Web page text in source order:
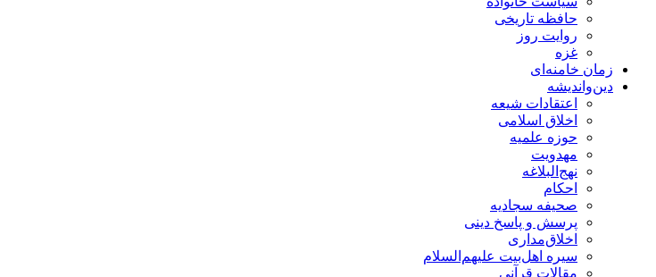
حافظه تاریخی
روایت روز
غزه
زمان خامنه‌ای
دین‌واندیشه
اعتقادات شیعه
اخلاق اسلامی
حوزه علمیه
مهدویت
نهج‌البلاغه
احکام
صحیفه سجادیه
پرسش و پاسخ دینی
اخلاق‌مداری
سیره اهل‌بیت علیهم‌السلام
مقالات قرآنی